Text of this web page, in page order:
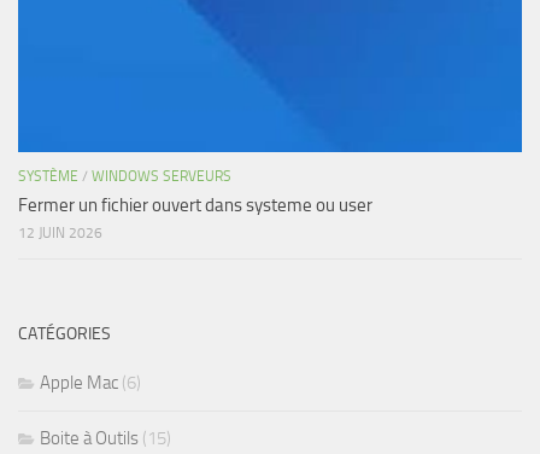
SYSTÈME / WINDOWS SERVEURS
Fermer un fichier ouvert dans systeme ou user
12 JUIN 2026
CATÉGORIES
Apple Mac (6)
Boite à Outils (15)